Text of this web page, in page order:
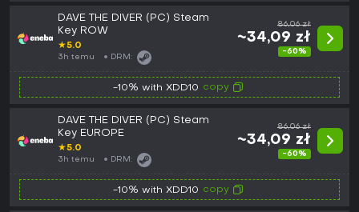
DAVE THE DIVER (PC) Steam
Key ROW
★5.0
3h temu DRM:
86,06 zł
~34,09 zł
-60%
-10% with XDD10 copy
DAVE THE DIVER (PC) Steam
Key EUROPE
★5.0
3h temu DRM:
86,06 zł
~34,09 zł
-60%
-10% with XDD10 copy